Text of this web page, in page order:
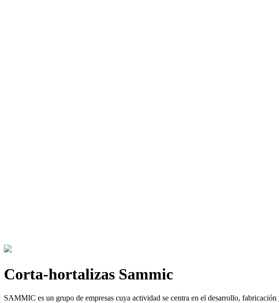
Corta-hortalizas Sammic
SAMMIC es un grupo de empresas cuya actividad se centra en el desarrollo,